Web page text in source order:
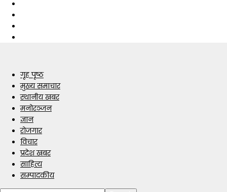
गृह पृष्ठ
मुख्य समाचार
स्थानीय खबर
मनोरञ्जन
ज्ञान
रोजगार
विचार
प्रदेश खबर
साहित्य
सम्पादकीय